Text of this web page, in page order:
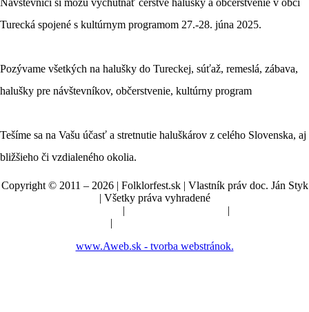
Návštevníci si môžu vychutnať čerstvé halušky a občerstvenie v obci
Turecká spojené s kultúrnym programom 27.-28. júna 2025.
Pozývame všetkých na halušky do Tureckej, súťaž, remeslá, zábava,
halušky pre návštevníkov, občerstvenie, kultúrny program
Tešíme sa na Vašu účasť a stretnutie haluškárov z celého Slovenska, aj
bližšieho či vzdialeného okolia.
Copyright © 2011 – 2026 | Folklorfest.sk | Vlastník práv doc. Ján Styk
| Všetky práva vyhradené
| |
|
www.Aweb.sk - tvorba webstránok.